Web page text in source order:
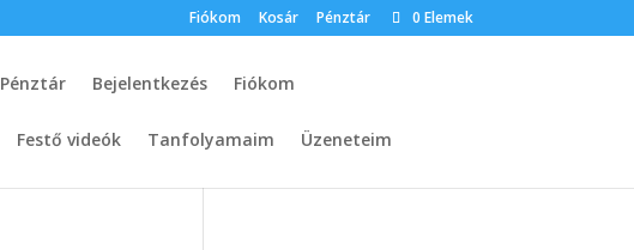
Fiókom Kosár Pénztár 0 Elemek
Pénztár Bejelentkezés Fiókom
Festő videók Tanfolyamaim Üzeneteim